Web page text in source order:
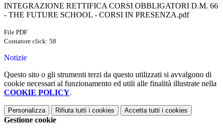
INTEGRAZIONE RETTIFICA CORSI OBBLIGATORI D.M. 66
- THE FUTURE SCHOOL - CORSI IN PRESENZA.pdf
File PDF
Contatore click: 58
Notizie
Questo sito o gli strumenti terzi da questo utilizzati si avvalgono di
cookie necessari al funzionamento ed utili alle finalità illustrate nella
COOKIE POLICY.
Personalizza Rifiuta tutti i cookies Accetta tutti i cookies
Gestione cookie